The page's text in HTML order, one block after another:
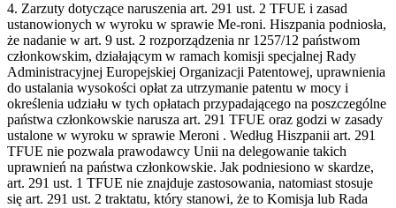
4. Zarzuty dotyczące naruszenia art. 291 ust. 2 TFUE i zasad
ustanowionych w wyroku w sprawie Me-roni. Hiszpania podniosła,
że nadanie w art. 9 ust. 2 rozporządzenia nr 1257/12 państwom
członkowskim, działającym w ramach komisji specjalnej Rady
Administracyjnej Europejskiej Organizacji Patentowej, uprawnienia
do ustalania wysokości opłat za utrzymanie patentu w mocy i
określenia udziału w tych opłatach przypadającego na poszczególne
państwa członkowskie narusza art. 291 TFUE oraz godzi w zasady
ustalone w wyroku w sprawie Meroni . Według Hiszpanii art. 291
TFUE nie pozwala prawodawcy Unii na delegowanie takich
uprawnień na państwa członkowskie. Jak podniesiono w skardze,
art. 291 ust. 1 TFUE nie znajduje zastosowania, natomiast stosuje
się art. 291 ust. 2 traktatu, który stanowi, że to Komisja lub Rada